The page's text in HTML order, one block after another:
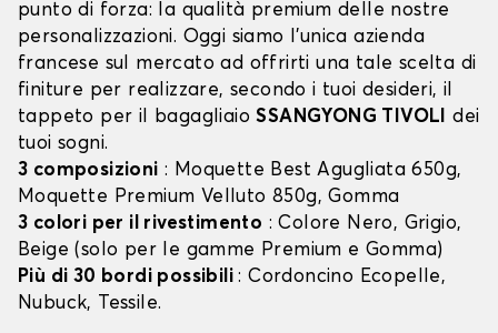
punto di forza: la qualità premium delle nostre
personalizzazioni. Oggi siamo l’unica azienda
francese sul mercato ad offrirti una tale scelta di
finiture per realizzare, secondo i tuoi desideri, il
tappeto per il bagagliaioSSANGYONG TIVOLI dei
tuoi sogni.
3 composizioni : Moquette Best Agugliata 650g,
Moquette Premium Velluto 850g, Gomma
3 colori per il rivestimento : Colore Nero, Grigio,
Beige (solo per le gamme Premium e Gomma)
Più di 30 bordi possibili: Cordoncino Ecopelle,
Nubuck, Tessile.